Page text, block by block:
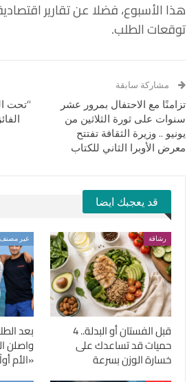
هذا الأسبوع، فضلا عن تقارير
توقعات الطلب.
مشاركة سابقة
تزامنًا مع الاحتفال بمرور عشر
سنوات على ثورة الثلاثين من
يونيو .. وزيرة الثقافة تفتتح
معرض الأوبرا الثاني للكتاب
“تحت
قد يعجبك ايضا
رشاقة
قبل الفستان أو البدلة.. 4
حميات قد تساعدك على
خسارة الوزن بسرعة
غير مصنف
بعد
واصلن
«الأم